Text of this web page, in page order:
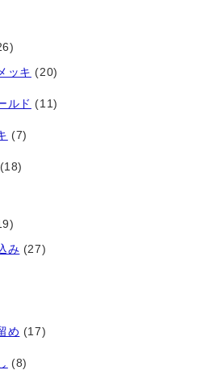
ッキ (20)
ルド (11)
(7)
(18)
み (27)
め (17)
(8)